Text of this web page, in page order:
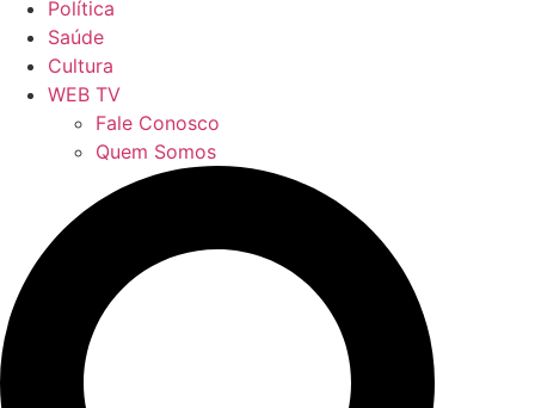
Política
Saúde
Cultura
WEB TV
Fale Conosco
Quem Somos